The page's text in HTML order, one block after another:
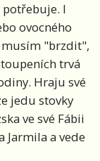
potřebuje. I
ovocného
musím "brzdit",
trvá
Hraju své
jedu stovky
ve své Fábii
Jarmila a vede